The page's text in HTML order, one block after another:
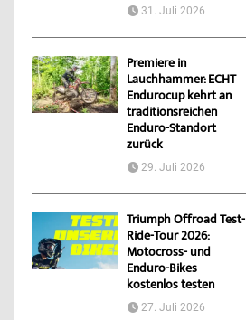
31. Juli 2026
Premiere in
Lauchhammer: ECHT
Endurocup kehrt an
traditionsreichen
Enduro-Standort
zurück
29. Juli 2026
Triumph Offroad Test-
Ride-Tour 2026:
Motocross- und
Enduro-Bikes
kostenlos testen
27. Juli 2026